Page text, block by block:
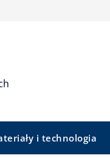
i technologia